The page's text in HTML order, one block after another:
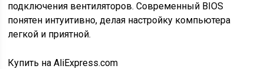
подключения вентиляторов. Современный BIOS
понятен интуитивно, делая настройку компьютера
легкой и приятной.
Купить на AliExpress.com